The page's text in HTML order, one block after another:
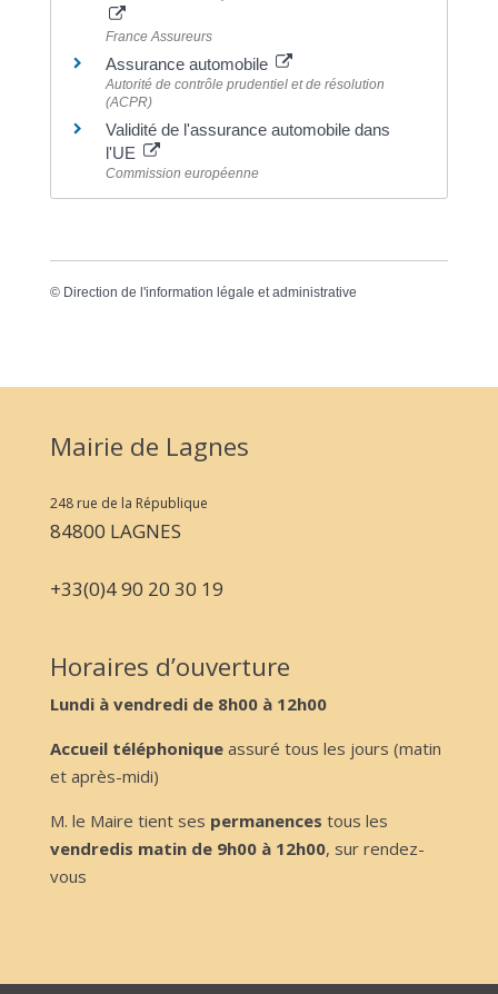
France Assureurs
Assurance automobile
Autorité de contrôle prudentiel et de résolution
(ACPR)
Validité de l'assurance automobile dans
l'UE
Commission européenne
© Direction de l'information légale et administrative
Mairie de Lagnes
248 rue de la République
84800 LAGNES
+33(0)4 90 20 30 19
Horaires d’ouverture
Lundi à vendredi de 8h00 à 12h00
Accueil téléphoniqueassuré tous les jours (matin
et après-midi)
M. le Maire tient ses permanences tous les
vendredis matin de 9h00 à 12h00, sur rendez-
vous